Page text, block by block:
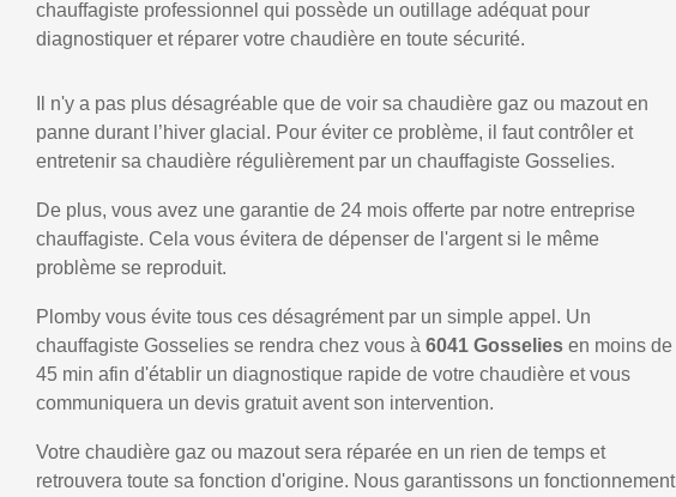
chauffagiste professionnel qui possède un outillage adéquat pour
diagnostiquer et réparer votre chaudière en toute sécurité.
Il n'y a pas plus désagréable que de voir sa chaudière gaz ou mazout en
panne durant l’hiver glacial. Pour éviter ce problème, il faut contrôler et
entretenir sa chaudière régulièrement par un chauffagiste Gosselies.
De plus, vous avez une garantie de 24 mois offerte par notre entreprise
chauffagiste. Cela vous évitera de dépenser de l'argent si le même
problème se reproduit.
Plomby vous évite tous ces désagrément par un simple appel. Un
chauffagiste Gosselies se rendra chez vous à 6041 Gosselies en moins de
45 min afin d'établir un diagnostique rapide de votre chaudière et vous
communiquera un devis gratuit avent son intervention.
Votre chaudière gaz ou mazout sera réparée en un rien de temps et
retrouvera toute sa fonction d'origine. Nous garantissons un fonctionnement